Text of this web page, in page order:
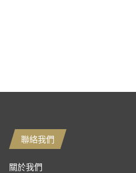
聯絡我們
關於我們